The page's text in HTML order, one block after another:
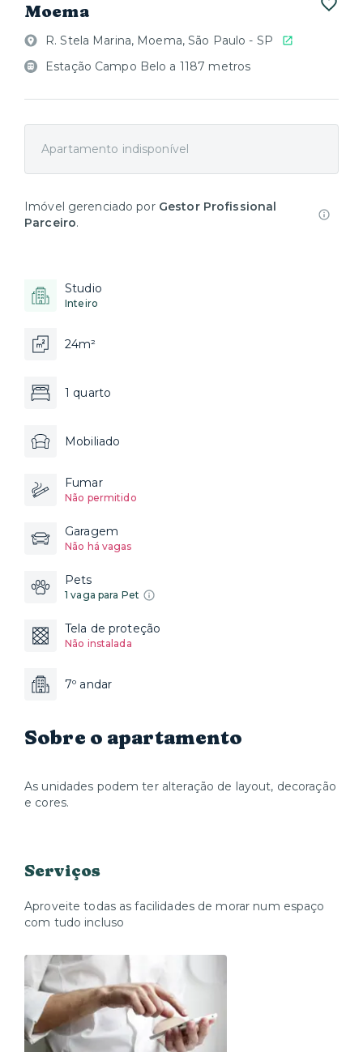
Moema
R. Stela Marina, Moema, São Paulo - SP
Estação Campo Belo a 1187 metros
Apartamento indisponível
Imóvel gerenciado por Gestor Profissional
Parceiro.
Studio
Inteiro
24m²
1 quarto
Mobiliado
Fumar
Não permitido
Garagem
Não há vagas
Pets
1 vaga para Pet
Tela de proteção
Não instalada
7º andar
Sobre o apartamento
As unidades podem ter alteração de layout, decoração
e cores.
Serviços
Aproveite todas as facilidades de morar num espaço
com tudo incluso